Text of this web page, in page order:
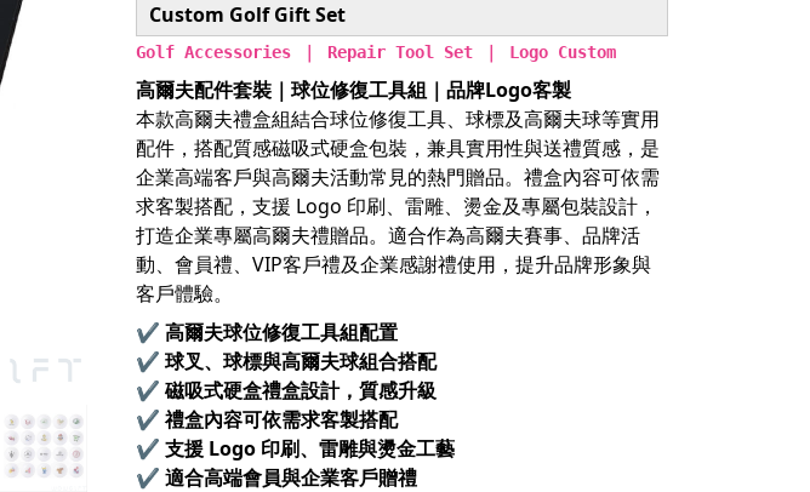
Custom Golf Gift Set
Golf Accessories ｜ Repair Tool Set ｜ Logo Custom
高爾夫配件套裝｜球位修復工具組｜品牌Logo客製
本款高爾夫禮盒組結合球位修復工具、球標及高爾夫球等實用
配件，搭配質感磁吸式硬盒包裝，兼具實用性與送禮質感，是
企業高端客戶與高爾夫活動常見的熱門贈品。禮盒內容可依需
求客製搭配，支援 Logo 印刷、雷雕、燙金及專屬包裝設計，
打造企業專屬高爾夫禮贈品。適合作為高爾夫賽事、品牌活
動、會員禮、VIP客戶禮及企業感謝禮使用，提升品牌形象與
客戶體驗。
✔ 高爾夫球位修復工具組配置
✔ 球叉、球標與高爾夫球組合搭配
✔ 磁吸式硬盒禮盒設計，質感升級
✔ 禮盒內容可依需求客製搭配
✔ 支援 Logo 印刷、雷雕與燙金工藝
✔ 適合高端會員與企業客戶贈禮